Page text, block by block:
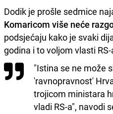
Dodik je prošle sedmice
Komaricom više neće
podsjećaju kako je svaki
godina i to voljom vlasti RS-
"Istina se ne može
'ravnopravnost'
trojicom ministara
vladi RS-a", navodi